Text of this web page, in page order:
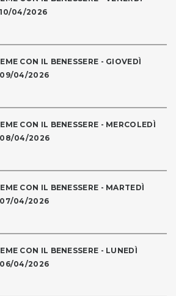
04/2026
CON IL BENESSERE - GIOVEDÌ
04/2026
CON IL BENESSERE - MERCOLEDÌ
04/2026
CON IL BENESSERE - MARTEDÌ
04/2026
CON IL BENESSERE - LUNEDÌ
04/2026